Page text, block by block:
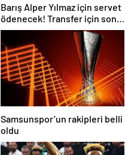
Barış Alper Yılmaz için servet
ödenecek! Transfer için son
karar
Samsunspor’un rakipleri belli
oldu